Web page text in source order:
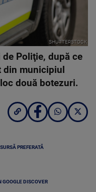
SHUTTERSTOCK
Poliţie, după ce
municipiul
două botezuri.
PREFERATĂ
GOOGLE DISCOVER